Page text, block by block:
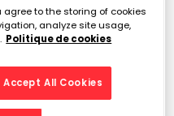
- 12:0013:30 - 18:30
- 12:00
agree to the storing of cookies
analyze site usage,
Politique de cookies
Accept All Cookies